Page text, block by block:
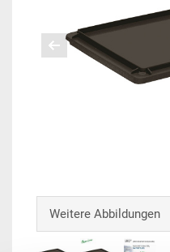
Weitere Abbildungen